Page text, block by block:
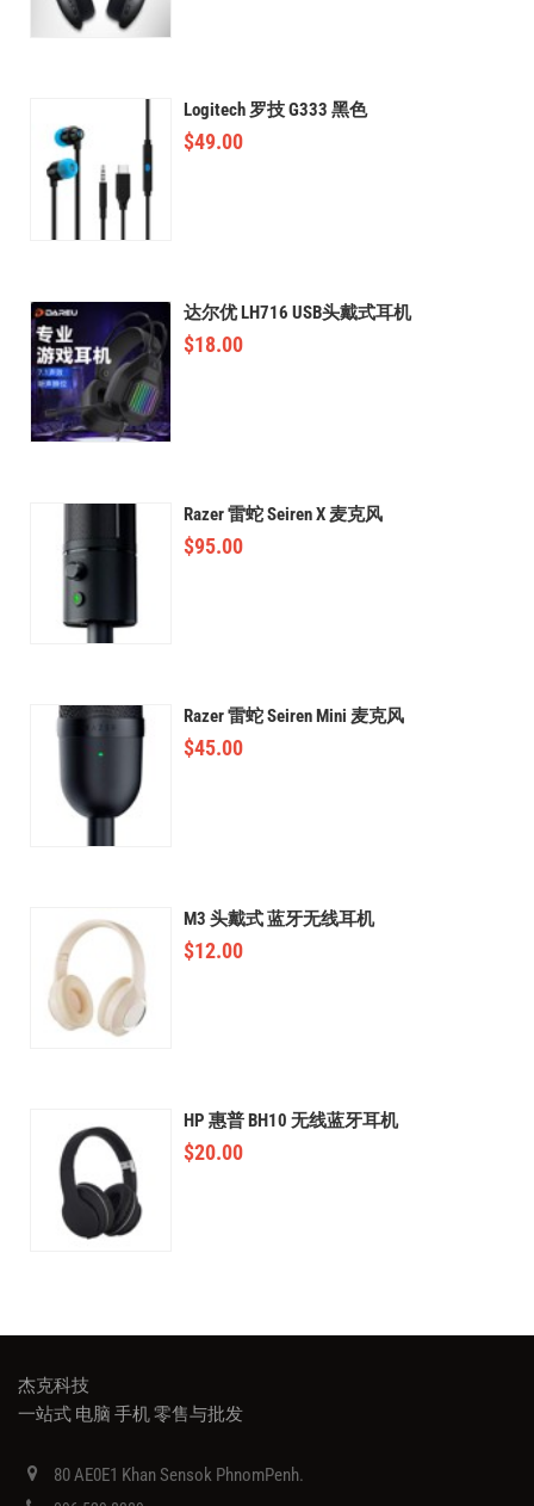
Logitech 罗技 G333 黑色
$49.00
达尔优 LH716 USB头戴式耳机
$18.00
Razer 雷蛇 Seiren X 麦克风
$95.00
Razer 雷蛇 Seiren Mini 麦克风
$45.00
M3 头戴式 蓝牙无线耳机
$12.00
HP 惠普 BH10 无线蓝牙耳机
$20.00
杰克科技
一站式 电脑 手机 零售与批发
80 AE0E1 Khan Sensok PhnomPenh.